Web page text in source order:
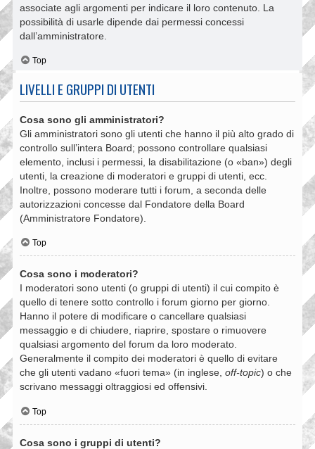
associate agli argomenti per indicare il loro contenuto. La
possibilità di usarle dipende dai permessi concessi
dall’amministratore.
Top
LIVELLI E GRUPPI DI UTENTI
Cosa sono gli amministratori?
Gli amministratori sono gli utenti che hanno il più alto grado di
controllo sull’intera Board; possono controllare qualsiasi
elemento, inclusi i permessi, la disabilitazione (o «ban») degli
utenti, la creazione di moderatori e gruppi di utenti, ecc.
Inoltre, possono moderare tutti i forum, a seconda delle
autorizzazioni concesse dal Fondatore della Board
(Amministratore Fondatore).
Top
Cosa sono i moderatori?
I moderatori sono utenti (o gruppi di utenti) il cui compito è
quello di tenere sotto controllo i forum giorno per giorno.
Hanno il potere di modificare o cancellare qualsiasi
messaggio e di chiudere, riaprire, spostare o rimuovere
qualsiasi argomento del forum da loro moderato.
Generalmente il compito dei moderatori è quello di evitare
che gli utenti vadano «fuori tema» (in inglese, off-topic) o che
scrivano messaggi oltraggiosi ed offensivi.
Top
Cosa sono i gruppi di utenti?